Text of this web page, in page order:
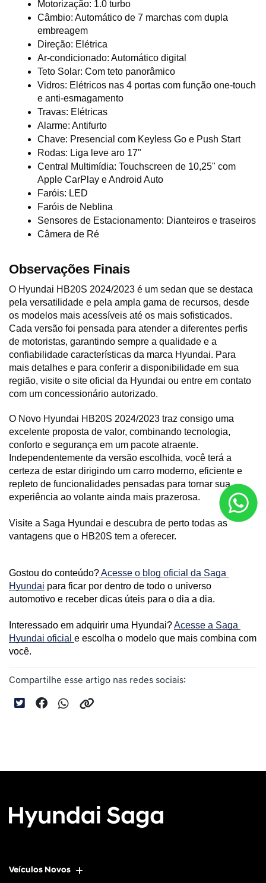
Motorização: 1.0 turbo
Câmbio: Automático de 7 marchas com dupla
embreagem
Direção: Elétrica
Ar-condicionado: Automático digital
Teto Solar: Com teto panorâmico
Vidros: Elétricos nas 4 portas com função one-touch
e anti-esmagamento
Travas: Elétricas
Alarme: Antifurto
Chave: Presencial com Keyless Go e Push Start
Rodas: Liga leve aro 17"
Central Multimídia: Touchscreen de 10,25" com
Apple CarPlay e Android Auto
Faróis: LED
Faróis de Neblina
Sensores de Estacionamento: Dianteiros e traseiros
Câmera de Ré
Observações Finais
O Hyundai HB20S 2024/2023 é um sedan que se destaca
pela versatilidade e pela ampla gama de recursos, desde
os modelos mais acessíveis até os mais sofisticados.
Cada versão foi pensada para atender a diferentes perfis
de motoristas, garantindo sempre a qualidade e a
confiabilidade características da marca Hyundai. Para
mais detalhes e para conferir a disponibilidade em sua
região, visite o site oficial da Hyundai ou entre em contato
com um concessionário autorizado.
O Novo Hyundai HB20S 2024/2023 traz consigo uma
excelente proposta de valor, combinando tecnologia,
conforto e segurança em um pacote atraente.
Independentemente da versão escolhida, você terá a
certeza de estar dirigindo um carro moderno, eficiente e
repleto de funcionalidades pensadas para tornar sua
experiência ao volante ainda mais prazerosa.
Visite a Saga Hyundai e descubra de perto todas as
vantagens que o HB20S tem a oferecer.
Gostou do conteúdo? Acesse o blog oficial da Saga
Hyundai para ficar por dentro de todo o universo
automotivo e receber dicas úteis para o dia a dia.
Interessado em adquirir uma Hyundai? Acesse a Saga
Hyundai oficial e escolha o modelo que mais combina com
você.
Compartilhe esse artigo nas redes sociais:
Veículos Novos